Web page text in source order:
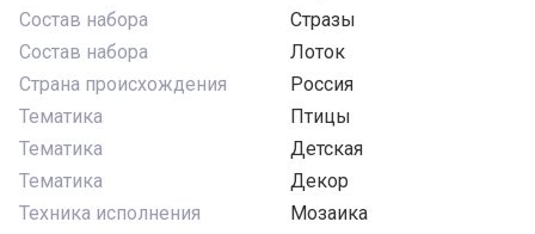
Состав набора
Стразы
Состав набора
Лоток
Страна происхождения
Россия
Тематика
Птицы
Тематика
Детская
Тематика
Декор
Техника исполнения
Мозаика